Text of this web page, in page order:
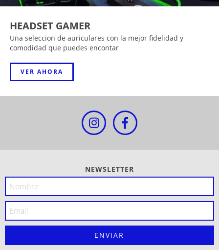
HEADSET GAMER
Una seleccion de auriculares con la mejor fidelidad y
comodidad que puedes encontar
VER AHORA
NEWSLETTER